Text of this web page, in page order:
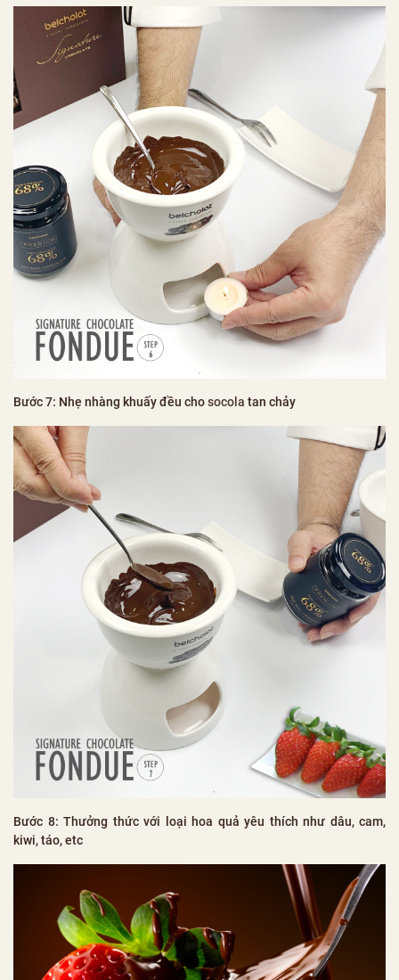
Bước 7: Nhẹ nhàng khuấy đều chosocola tan chảy
Bước 8: Thưởng thức với loại hoa quả yêu thích như dâu, cam,
kiwi, táo, etc